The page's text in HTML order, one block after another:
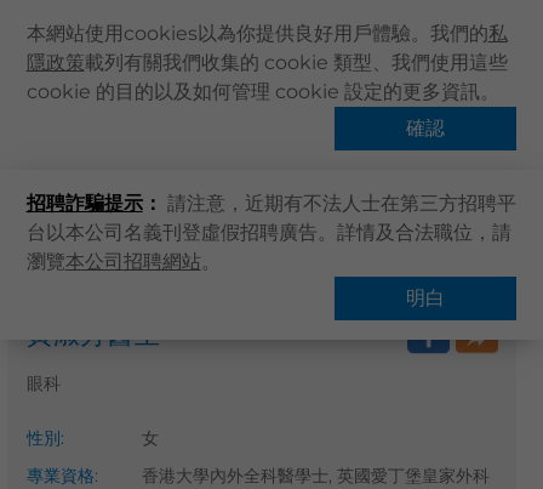
本網站使用cookies以為你提供良好用戶體驗。我們的私
隱政策載列有關我們收集的 cookie 類型、我們使用這些
cookie 的目的以及如何管理 cookie 設定的更多資訊。
確認
招聘詐騙提示： 請注意，近期有不法人士在第三方招聘平
台以本公司名義刊登虛假招聘廣告。詳情及合法職位，請
瀏覽本公司招聘網站。
明白
主頁
卓健服務
卓健手機App
最新資訊
主頁 搜尋醫療服務
黃淑芳醫生
眼科
性別:
女
專業資格:
香港大學內外全科醫學士, 英國愛丁堡皇家外科